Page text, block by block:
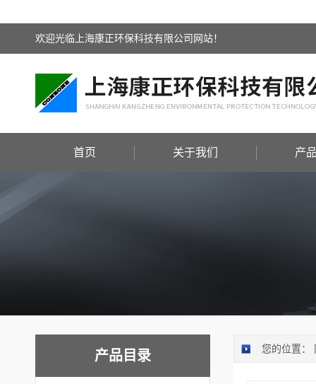
欢迎光临上海康正环保科技有限公司网站！
首页 关于我们 产
产品目录 您的位置：